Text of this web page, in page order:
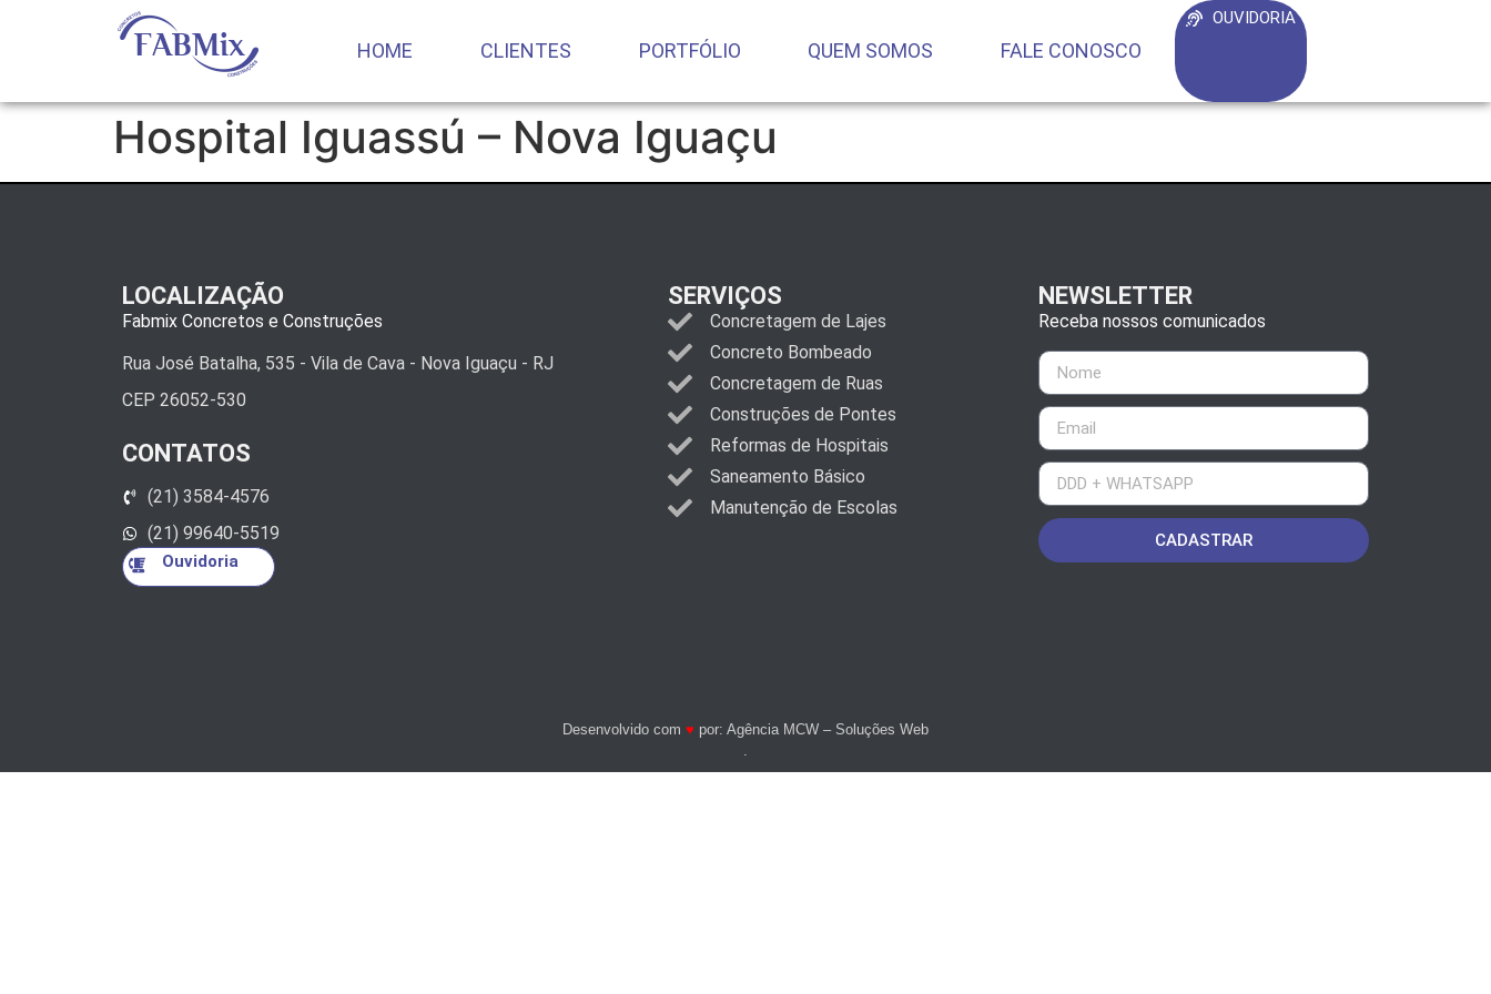
HOME CLIENTES PORTFÓLIO QUEM SOMOS FALE CONOSCO
OUVIDORIA
Hospital Iguassú – Nova Iguaçu
LOCALIZAÇÃO
Fabmix Concretos e Construções
Rua José Batalha, 535 - Vila de Cava - Nova Iguaçu - RJ
CEP 26052-530
CONTATOS
(21) 3584-4576
(21) 99640-5519
Ouvidoria
SERVIÇOS
Concretagem de Lajes
Concreto Bombeado
Concretagem de Ruas
Construções de Pontes
Reformas de Hospitais
Saneamento Básico
Manutenção de Escolas
NEWSLETTER
Receba nossos comunicados
CADASTRAR
Desenvolvido com ♥ por: Agência MCW – Soluções Web
.